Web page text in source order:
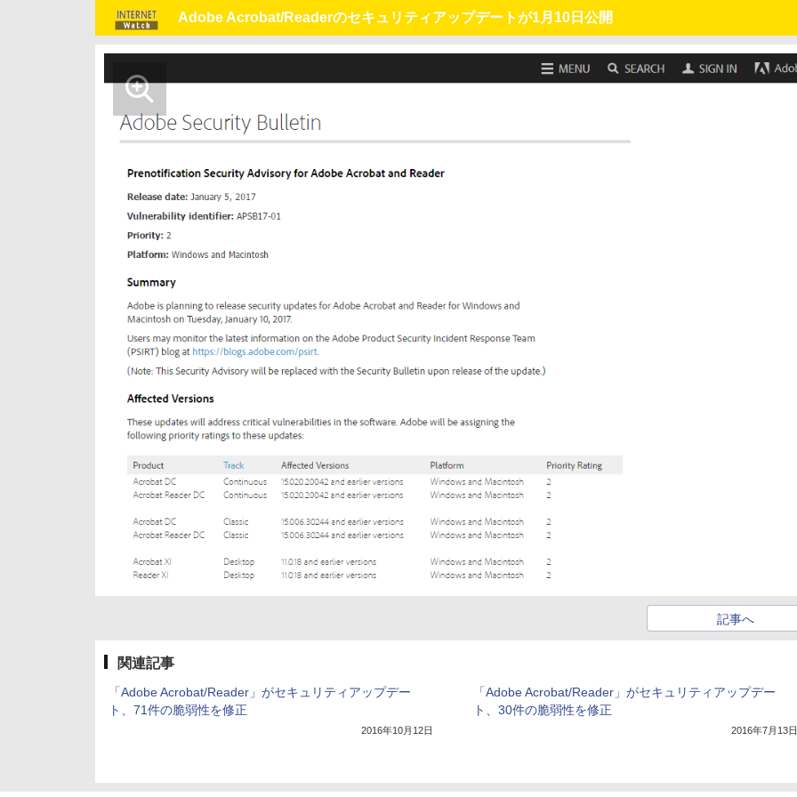
Adobe Acrobat/Readerのセキュリティアップデートが1月10日公開
記事へ
関連記事
「Adobe Acrobat/Reader」がセキュリティアップデー
ト、71件の脆弱性を修正
2016年10月12日
「Adobe Acrobat/Reader」がセキュリティアップデー
ト、30件の脆弱性を修正
2016年7月13日